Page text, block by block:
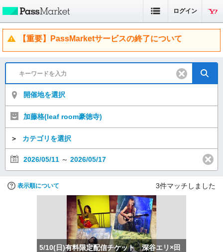
ログイン
【重要】PassMarketサービスの終了について
開催地を選択
加藤格(leaf room豪徳寺)
＞ カテゴリを選択
2026/05/11 ～ 2026/05/17
表示順について 3件マッチしました
5/10(日)有料限定配信チケット 深谷エリ×田